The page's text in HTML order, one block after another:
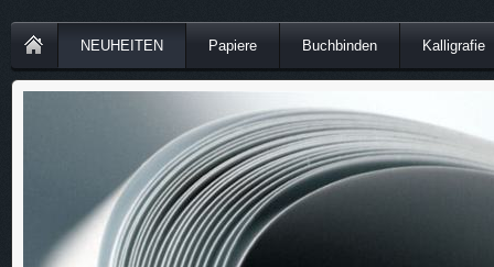
NEUHEITEN Papiere Buchbinden Kalligrafie